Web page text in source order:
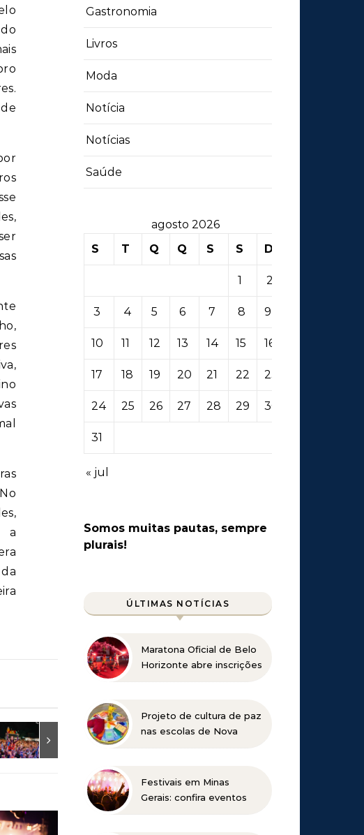
a
Gastronomia
Livros
Moda
Notícia
Notícias
Saúde
agosto 2026
S
T Q Q S S D
1 2
3 4 5 6 7 8 9
10 11 12 13 14 15 16
17 18 19 20 21 22 23
24 25 26 27 28 29 30
31
« jul
Somos muitas pautas, sempre
plurais!
ÚLTIMAS NOTÍCIAS
Maratona Oficial de Belo
Horizonte abre inscrições
Projeto de cultura de paz
nas escolas de Nova
Festivais em Minas
Gerais: confira eventos